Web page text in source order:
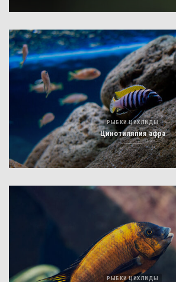
РЫБКИ ЦИХЛИДЫ
Цинотиляпия афра
РЫБКИ ЦИХЛИДЫ